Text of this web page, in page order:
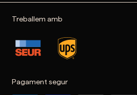
Treballem amb
Pagament segur